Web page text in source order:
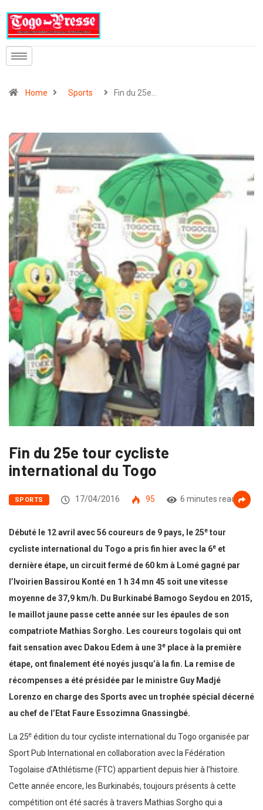
Home Sports Fin du 25e…
Fin du 25e tour cycliste
international du Togo
SPORTS 17/04/2016 95 6 minutes read
Débuté le 12 avril avec 56 coureurs de 9 pays, le 25e tour
cycliste international du Togo a pris fin hier avec la 6e et
dernière étape, un circuit fermé de 60 km à Lomé gagné par
l’Ivoirien Bassirou Konté en 1 h 34 mn 45 soit une vitesse
moyenne de 37,9 km/h. Du Burkinabé Bamogo Seydou en 2015,
le maillot jaune passe cette année sur les épaules de son
compatriote Mathias Sorgho. Les coureurs togolais qui ont
fait sensation avec Dakou Edem à une 3e place à la première
étape, ont finalement été noyés jusqu’à la fin. La remise de
récompenses a été présidée par le ministre Guy Madjé
Lorenzo en charge des Sports avec un trophée spécial décerné
au chef de l’Etat Faure Essozimna Gnassingbé.
La 25e édition du tour cycliste international du Togo organisée par
Sport Pub International en collaboration avec la Fédération
Togolaise d’Athlétisme (FTC) appartient depuis hier à l’histoire.
Cette année encore, les Burkinabés, toujours présents à cette
compétition ont été sacrés à travers Mathias Sorgho qui a